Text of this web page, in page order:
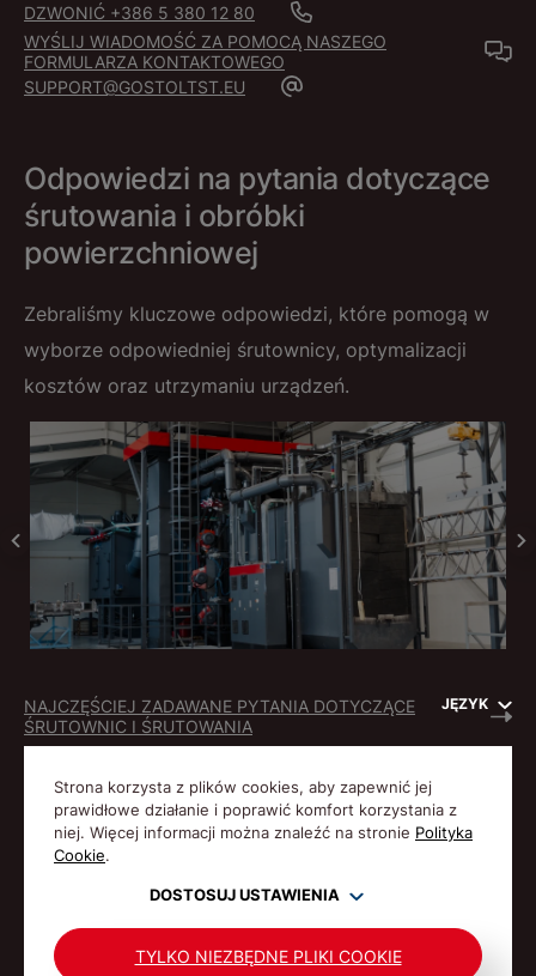
JĘZYK
Strona korzysta z plików cookies, aby zapewnić jej
prawidłowe działanie i poprawić komfort korzystania z
niej. Więcej informacji można znaleźć na stronie Polityka
Cookie.
DOSTOSUJ USTAWIENIA
TYLKO NIEZBĘDNE PLIKI COOKIE
DZWONIĆ +386 5 380 12 80
WYŚLIJ WIADOMOŚĆ ZA POMOCĄ NASZEGO
FORMULARZA KONTAKTOWEGO
SUPPORT@GOSTOLTST.EU
Odpowiedzi na pytania dotyczące
śrutowania i obróbki
powierzchniowej
Zebraliśmy kluczowe odpowiedzi, które pomogą w
wyborze odpowiedniej śrutownicy, optymalizacji
kosztów oraz utrzymaniu urządzeń.
NAJCZĘŚCIEJ ZADAWANE PYTANIA DOTYCZĄCE
ŚRUTOWNIC I ŚRUTOWANIA
POLITYKA PRYWATNOŚCI